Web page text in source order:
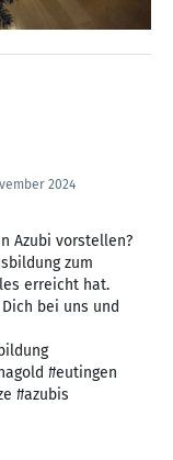
2024
Azubi vorstellen?
zum
erreicht hat.
bei uns und
#eutingen
#azubis